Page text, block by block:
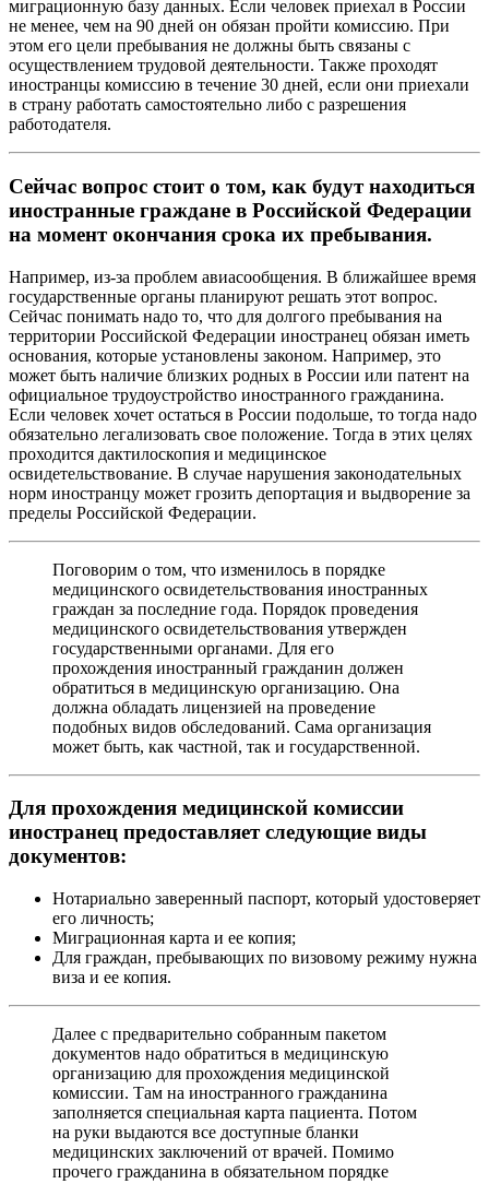
миграционную базу данных. Если человек приехал в России
не менее, чем на 90 дней он обязан пройти комиссию. При
этом его цели пребывания не должны быть связаны с
осуществлением трудовой деятельности. Также проходят
иностранцы комиссию в течение 30 дней, если они приехали
в страну работать самостоятельно либо с разрешения
работодателя.
Сейчас вопрос стоит о том, как будут находиться
иностранные граждане в Российской Федерации
на момент окончания срока их пребывания.
Например, из-за проблем авиасообщения. В ближайшее время
государственные органы планируют решать этот вопрос.
Сейчас понимать надо то, что для долгого пребывания на
территории Российской Федерации иностранец обязан иметь
основания, которые установлены законом. Например, это
может быть наличие близких родных в России или патент на
официальное трудоустройство иностранного гражданина.
Если человек хочет остаться в России подольше, то тогда надо
обязательно легализовать свое положение. Тогда в этих целях
проходится дактилоскопия и медицинское
освидетельствование. В случае нарушения законодательных
норм иностранцу может грозить депортация и выдворение за
пределы Российской Федерации.
Поговорим о том, что изменилось в порядке
медицинского освидетельствования иностранных
граждан за последние года. Порядок проведения
медицинского освидетельствования утвержден
государственными органами. Для его
прохождения иностранный гражданин должен
обратиться в медицинскую организацию. Она
должна обладать лицензией на проведение
подобных видов обследований. Сама организация
может быть, как частной, так и государственной.
Для прохождения медицинской комиссии
иностранец предоставляет следующие виды
документов:
Нотариально заверенный паспорт, который удостоверяет
его личность;
Миграционная карта и ее копия;
Для граждан, пребывающих по визовому режиму нужна
виза и ее копия.
Далее с предварительно собранным пакетом
документов надо обратиться в медицинскую
организацию для прохождения медицинской
комиссии. Там на иностранного гражданина
заполняется специальная карта пациента. Потом
на руки выдаются все доступные бланки
медицинских заключений от врачей. Помимо
прочего гражданина в обязательном порядке